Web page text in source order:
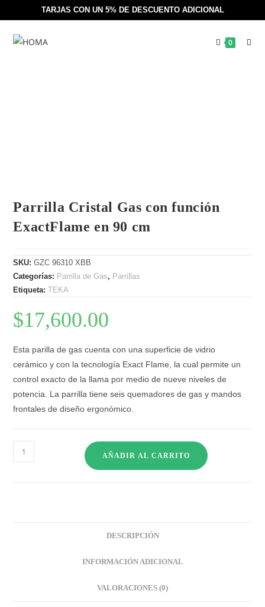
TARJAS CON UN 5% DE DESCUENTO ADICIONAL
0
Parrilla Cristal Gas con función
ExactFlame en 90 cm
SKU:GZC 96310 XBB
Categorías: Parrilla de Gas, Parrillas
Etiqueta:TEKA
$17,600.00
Esta parilla de gas cuenta con una superficie de vidrio
cerámico y con la tecnología Exact Flame, la cual permite un
control exacto de la llama por medio de nueve niveles de
potencia. La parrilla tiene seis quemadores de gas y mandos
frontales de diseño ergonómico.
AÑADIR AL CARRITO
DESCRIPCIÓN
INFORMACIÓN ADICIONAL
VALORACIONES (0)